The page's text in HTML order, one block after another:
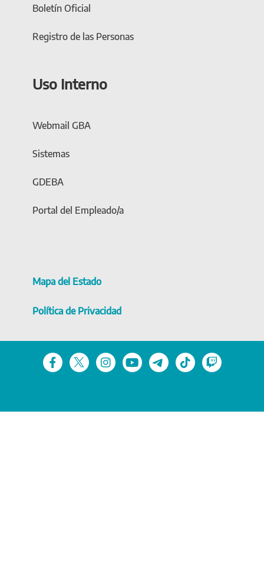
Boletín Oficial
Registro de las Personas
Uso Interno
Webmail GBA
Sistemas
GDEBA
Portal del Empleado/a
Mapa del Estado
Política de Privacidad